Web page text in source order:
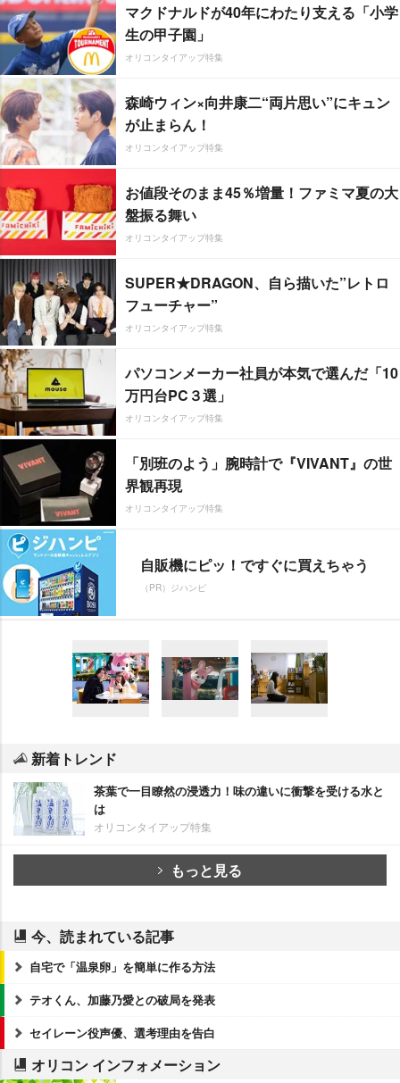
マクドナルドが40年にわたり支える「小学
生の甲子園」
オリコンタイアップ特集
森崎ウィン×向井康二“両片思い”にキュン
が止まらん！
オリコンタイアップ特集
お値段そのまま45％増量！ファミマ夏の大
盤振る舞い
オリコンタイアップ特集
SUPER★DRAGON、自ら描いた”レトロ
フューチャー”
オリコンタイアップ特集
パソコンメーカー社員が本気で選んだ「10
万円台PC３選」
オリコンタイアップ特集
「別班のよう」腕時計で『VIVANT』の世
界観再現
オリコンタイアップ特集
自販機にピッ！ですぐに買えちゃう
（PR）ジハンピ
新着トレンド
茶葉で一目瞭然の浸透力！味の違いに衝撃を受ける水と
は
オリコンタイアップ特集
もっと見る
今、読まれている記事
自宅で「温泉卵」を簡単に作る方法
テオくん、加藤乃愛との破局を発表
セイレーン役声優、選考理由を告白
オリコン インフォメーション